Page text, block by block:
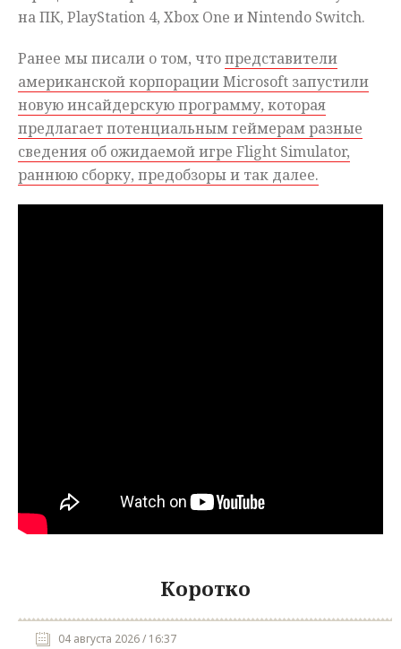
на ПК, PlayStation 4, Xbox One и Nintendo Switch.
Ранее мы писали о том, чтопредставители
американской корпорации Microsoft запустили
новую инсайдерскую программу, которая
предлагает потенциальным геймерам разные
сведения об ожидаемой игре Flight Simulator,
раннюю сборку, предобзоры и так далее.
Коротко
04 августа 2026 / 16:37